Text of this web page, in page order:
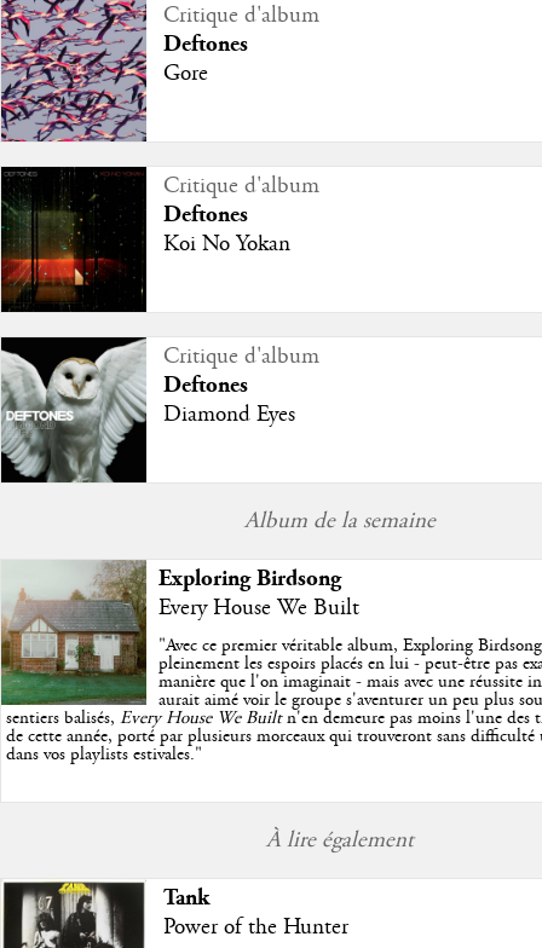
Critique d'album
Deftones
Gore
Critique d'album
Deftones
Koi No Yokan
Critique d'album
Deftones
Diamond Eyes
Album de la semaine
Exploring Birdsong
Every House We Built
"Avec ce premier véritable album, Exploring
pleinement les espoirs placés en lui - peut-être pas
manière que l'on imaginait - mais avec une réussite
aurait aimé voir le groupe s'aventurer un peu plus
sentiers balisés, Every House We Builtn'en demeure pas moins l'une des
de cette année, porté par plusieurs morceaux qui trouveront sans difficulté
dans vos playlists estivales."
À lire également
Tank
Power of the Hunter